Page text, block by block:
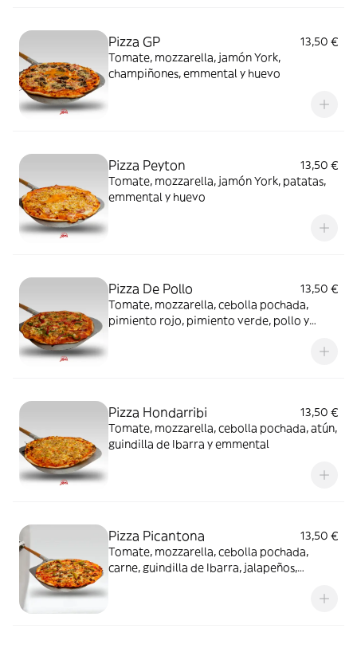
Pizza GP
13,50 €
Tomate, mozzarella, jamón York,
champiñones, emmental y huevo
Pizza Peyton
13,50 €
Tomate, mozzarella, jamón York, patatas,
emmental y huevo
Pizza De Pollo
13,50 €
Tomate, mozzarella, cebolla pochada,
pimiento rojo, pimiento verde, pollo y
Pizza Hondarribi
13,50 €
Tomate, mozzarella, cebolla pochada, atún,
guindilla de Ibarra y emmental
Pizza Picantona
13,50 €
Tomate, mozzarella, cebolla pochada,
carne, guindilla de Ibarra, jalapeños,